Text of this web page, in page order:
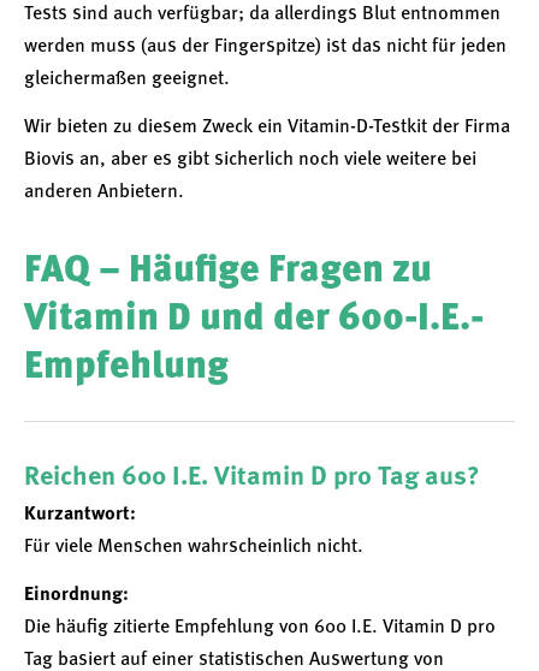
Tests sind auch verfügbar; da allerdings Blut entnommen
werden muss (aus der Fingerspitze) ist das nicht für jeden
gleichermaßen geeignet.
Wir bieten zu diesem Zweck ein Vitamin-D-Testkit der Firma
Biovis an, aber es gibt sicherlich noch viele weitere bei
anderen Anbietern.
FAQ – Häufige Fragen zu
Vitamin D und der 600-I.E.-
Empfehlung
Reichen 600 I.E. Vitamin D pro Tag aus?
Kurzantwort:
Für viele Menschen wahrscheinlich nicht.
Einordnung:
Die häufig zitierte Empfehlung von 600 I.E. Vitamin D pro
Tag basiert auf einer statistischen Auswertung von